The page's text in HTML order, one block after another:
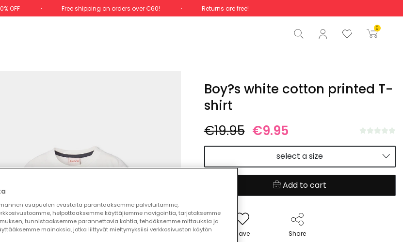
OFF Free shipping on orders over €60! Returns are free!
0
Total €0.00
Start order
Boy?s white cotton printed T-
shirt
€19.95 €9.95
select a size
Add to cart
Save Share
osapuolen evästeitä parantaaksemme palveluitamme,
helpottaaksemme käyttäjiemme navigointia, tarjotaksemme
tunnistaaksemme parannettavia kohtia, tehdäksemme mittauksia ja
mainoksia, jotka liittyvät mieltymyksiisi verkkosivuston käytön